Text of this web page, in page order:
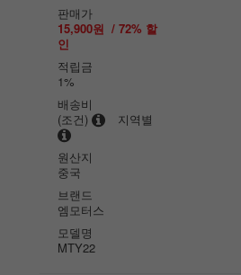
판매가
15,900원 / 72% 할
인
적립금
1%
배송비
(조건)
지역별
원산지
중국
브랜드
엠모터스
모델명
MTY22